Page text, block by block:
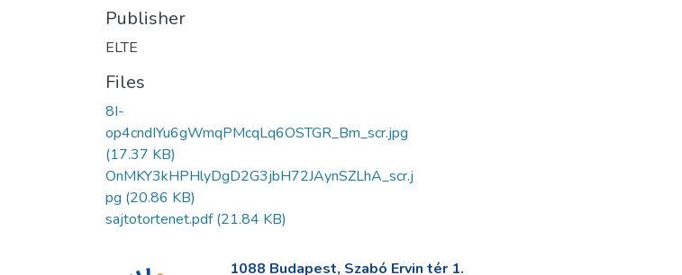
Publisher
ELTE
Files
8I-
op4cndIYu6gWmqPMcqLq6OSTGR_Bm_scr.jpg
(17.37 KB)
OnMKY3kHPHlyDgD2G3jbH72JAynSZLhA_scr.j
pg (20.86 KB)
sajtotortenet.pdf(21.84 KB)
1088 Budapest, Szabó Ervin tér 1.